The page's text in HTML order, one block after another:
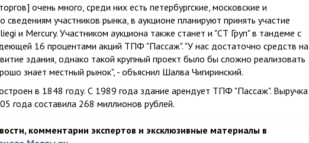
очень много, среди них есть петербургские, московские и
сведениям участников рынка, в аукционе планируют принять участие
и Mercury. Участником аукциона также станет и "СТ Груп" в тандеме с
16 процентами акций ТПФ "Пассаж". "У нас достаточно средств на
здания, однако такой крупный проект было бы сложно реализовать
знает местный рынок", - объяснил Шалва Чигиринский.
в 1848 году. С 1989 года здание арендует ТПФ "Пассаж". Выручка
года составила 268 миллионов рублей.
комментарии экспертов и эксклюзивные материалы в